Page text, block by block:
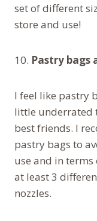
set of different
store and use!
10. Pastry bags
I feel like pastry
little underrated
best friends. I
pastry bags to
use and in
at least 3
nozzles.